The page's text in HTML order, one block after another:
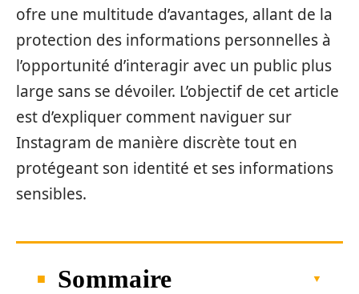
ofre une multitude d’avantages, allant de la
protection des informations personnelles à
l’opportunité d’interagir avec un public plus
large sans se dévoiler. L’objectif de cet article
est d’expliquer comment naviguer sur
Instagram de manière discrète tout en
protégeant son identité et ses informations
sensibles.
Sommaire